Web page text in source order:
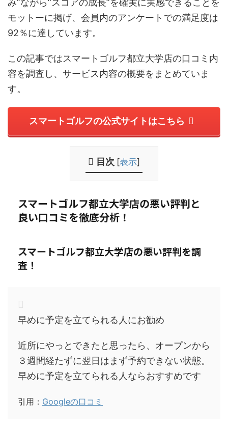
み”ながら“スコアの成長”を確実に実感できることを
モットーに掲げ、会員内のアンケートでの満足度は
92％に達しています。
この記事ではスマートゴルフ都立大学店の口コミ内
容を調査し、サービス内容の概要をまとめていま
す。
スマートゴルフの公式サイトはこちら
目次 [表示]
スマートゴルフ都立大学店の悪い評判と
良い口コミを徹底分析！
スマートゴルフ都立大学店の悪い評判を調
査！
早めに予定を立てられる人にお勧め
近所にやっとできたと思ったら、オープンから
３週間経たずに翌日はまず予約できない状態。
早めに予定を立てられる人ならおすすめです
引用： Googleの口コミ